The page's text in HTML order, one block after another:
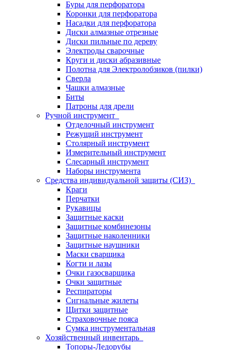
Буры для перфоратора
Коронки для перфоратора
Насадки для перфоратора
Диски алмазные отрезные
Диски пильные по дереву
Электроды сварочные
Круги и диски абразивные
Полотна для Электролобзиков (пилки)
Сверла
Чашки алмазные
Биты
Патроны для дрели
Ручной инструмент
Отделочный инструмент
Режущий инструмент
Столярный инструмент
Измерительный инструмент
Слесарный инструмент
Наборы инструмента
Средства индивидуальной защиты (СИЗ)
Краги
Перчатки
Рукавицы
Защитные каски
Защитные комбинезоны
Защитные наколенники
Защитные наушники
Маски сварщика
Когти и лазы
Очки газосварщика
Очки защитные
Респираторы
Сигнальные жилеты
Щитки защитные
Страховочные пояса
Сумка инструментальная
Хозяйственный инвентарь
Топоры-Ледорубы